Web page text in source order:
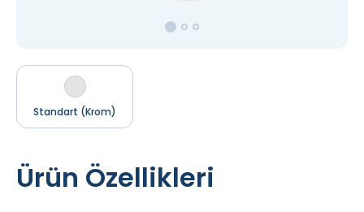
Standart (Krom)
Ürün Özellikleri